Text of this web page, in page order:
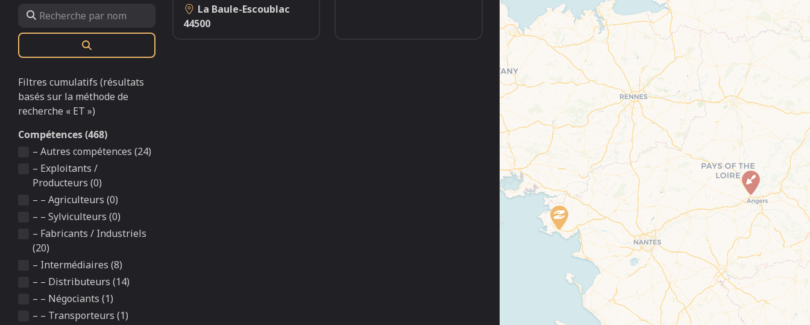
Recherche par nom
Filtres cumulatifs (résultats
basés sur la méthode de
recherche « ET »)
Compétences (468)
– Autres compétences (24)
– Exploitants /
Producteurs (0)
– – Agriculteurs (0)
– – Sylviculteurs (0)
– Fabricants / Industriels
(20)
– Intermédiaires (8)
– – Distributeurs (14)
– – Négociants (1)
– – Transporteurs (1)
La Baule-Escoublac
44500